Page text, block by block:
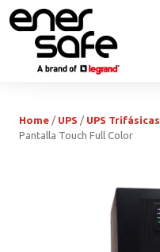
Home / UPS / UPS Trifásicas
Pantalla Touch Full Color